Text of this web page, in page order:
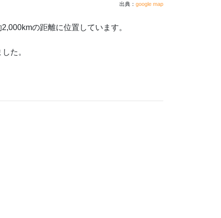
出典： google map
の距離に位置しています。
た。